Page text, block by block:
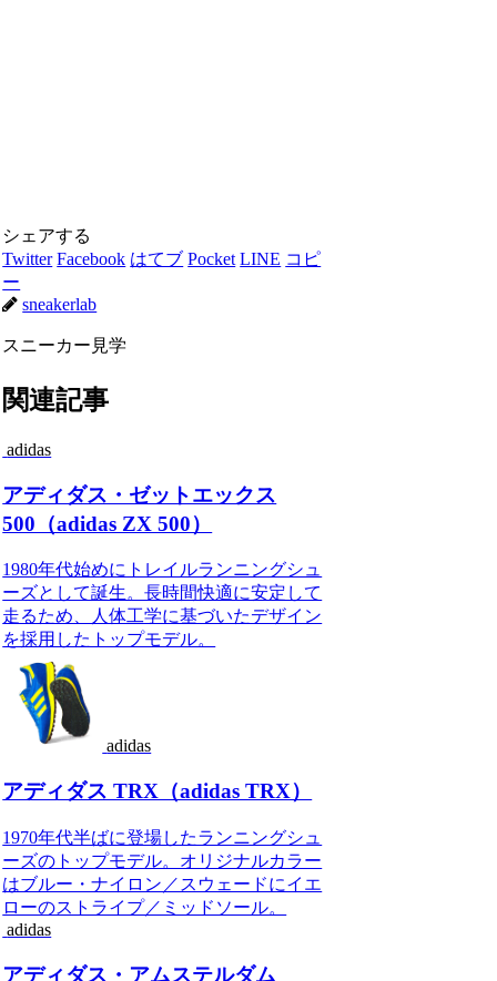
シェアする
Twitter Facebook はてブ Pocket LINE コピ
ー
sneakerlab
スニーカー見学
関連記事
adidas
アディダス・ゼットエックス
500（adidas ZX 500）
1980年代始めにトレイルランニングシュ
ーズとして誕生。長時間快適に安定して
走るため、人体工学に基づいたデザイン
を採用したトップモデル。
adidas
アディダス TRX（adidas TRX）
1970年代半ばに登場したランニングシュ
ーズのトップモデル。オリジナルカラー
はブルー・ナイロン／スウェードにイエ
ローのストライプ／ミッドソール。
adidas
アディダス・アムステルダム